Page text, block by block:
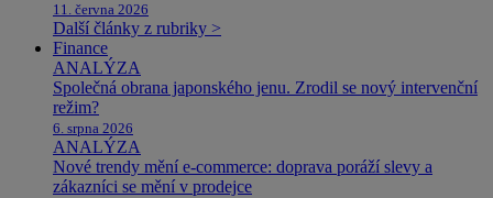
11. června 2026
Další články z rubriky >
Finance
ANALÝZA
Společná obrana japonského jenu. Zrodil se nový intervenční
režim?
6. srpna 2026
ANALÝZA
Nové trendy mění e-commerce: doprava poráží slevy a
zákazníci se mění v prodejce